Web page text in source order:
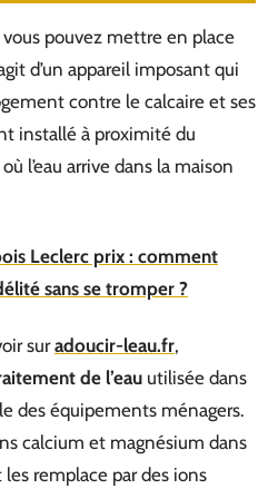
vous pouvez mettre en place
d’un appareil imposant qui
contre le calcaire et ses
installé à proximité du
l’eau arrive dans la maison
Leclerc prix : comment
sans se tromper ?
suradoucir-leau.fr,
de l’eau utilisée dans
des équipements ménagers.
calcium et magnésium dans
remplace par des ions